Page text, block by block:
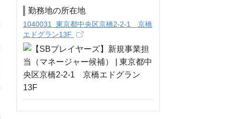
勤務地の所在地
1040031 東京都中央区京橋2-2-1 京橋
エドグラン13F